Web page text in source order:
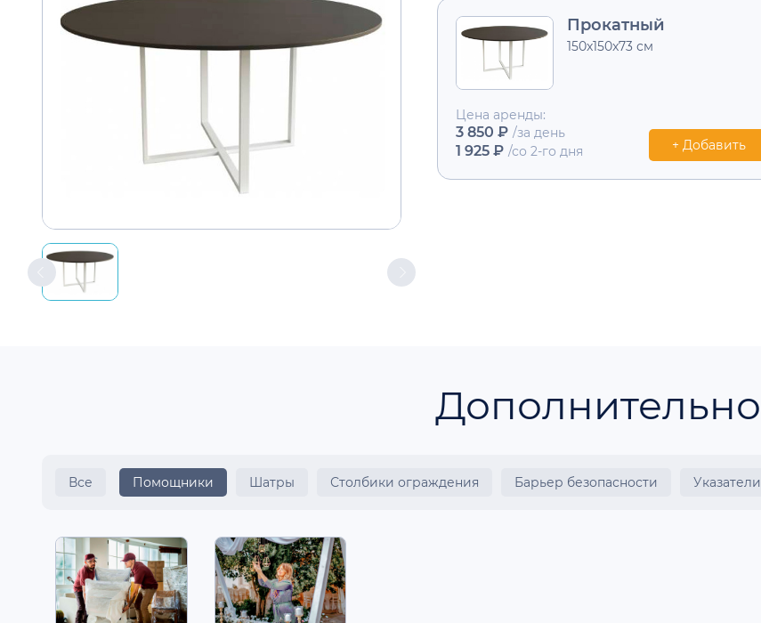
Прокатный
150x150x73 см
Цена аренды:
3 850 ₽ /за день
1 925 ₽ /со 2-го дня + Добавить
Дополнительно
Все Помощники Шатры Столбики ограждения Барьер безопасности Указатели